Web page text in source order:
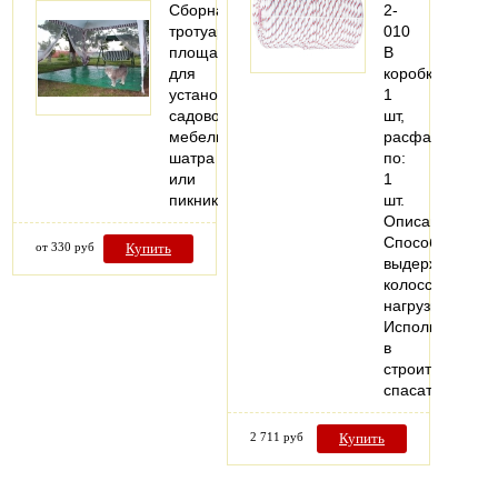
Сборная
тротуарная
площадка
для
установки
садовой
мебели,
шатра
или
пикника.
от 330 руб Купить
2-
010
В
коробке:
1
шт,
расфасовано
по:
1
шт.
Описание:
Способны
выдерживать
колоссальные
нагрузки.
Используются
в
строительных,
2 711 руб Купить